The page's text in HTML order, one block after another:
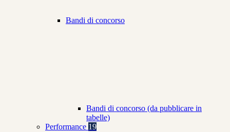
Bandi di concorso
Bandi di concorso (da pubblicare in
tabelle)
Performance 19